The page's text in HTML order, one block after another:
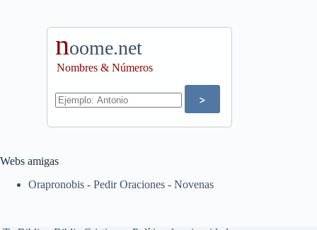
noome.net
Nombres & Números
Webs amigas
Orapronobis - Pedir Oraciones - Novenas